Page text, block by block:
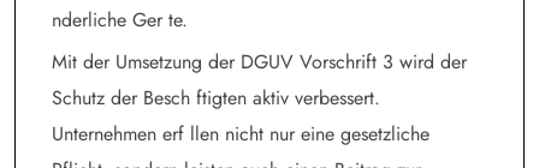
nderliche Ger te.
Mit der Umsetzung der DGUV Vorschrift 3 wird der
Schutz der Besch ftigten aktiv verbessert.
Unternehmen erf llen nicht nur eine gesetzliche